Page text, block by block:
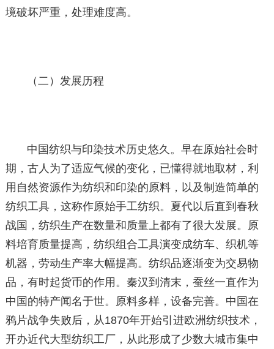
境破坏严重，处理难度高。
（二）发展历程
中国纺织与印染技术历史悠久。早在原始社会时
期，古人为了适应气候的变化，已懂得就地取材，利
用自然资源作为纺织和印染的原料，以及制造简单的
纺织工具，这称作原始手工纺织。夏代以后直到春秋
战国，纺织生产在数量和质量上都有了很大发展。原
料培育质量提高，纺织组合工具演变成纺车、织机等
机器，劳动生产率大幅提高。纺织品逐渐变为交易物
品，有时起货币的作用。秦汉到清末，蚕丝一直作为
中国的特产闻名于世。原料多样，设备完善。中国在
鸦片战争失败后，从1870年开始引进欧洲纺织技术，
开办近代大型纺织工厂，从此形成了少数大城市集中